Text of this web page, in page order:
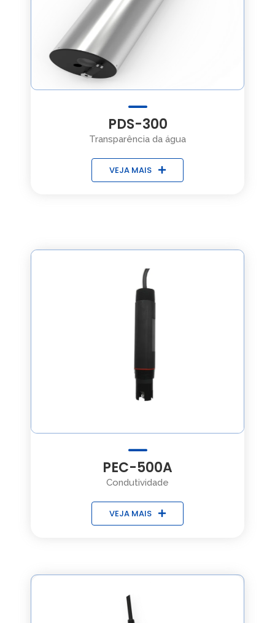
PDS-300
Transparência da água
VEJA MAIS
PEC-500A
Condutividade
VEJA MAIS